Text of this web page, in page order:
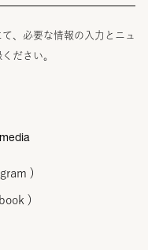
、必要な情報の入力とニュ
ださい。
)
)